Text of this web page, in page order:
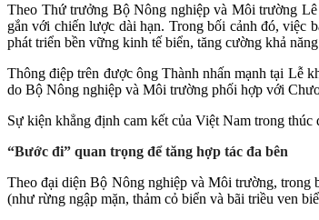
Theo Thứ trưởng Bộ Nông nghiệp và Môi trường Lê
gắn với chiến lược dài hạn. Trong bối cảnh đó, việc
phát triển bền vững kinh tế biển, tăng cường khả
Thông điệp trên được ông Thành nhấn mạnh tại Lễ
do Bộ Nông nghiệp và Môi trường phối hợp với
Sự kiện khẳng định cam kết của Việt Nam trong
“Bước đi” quan trọng để tăng hợp tác đa bên
Theo đại diện Bộ Nông nghiệp và Môi trường, trong
(như rừng ngập mặn, thảm cỏ biển và bãi triều ven